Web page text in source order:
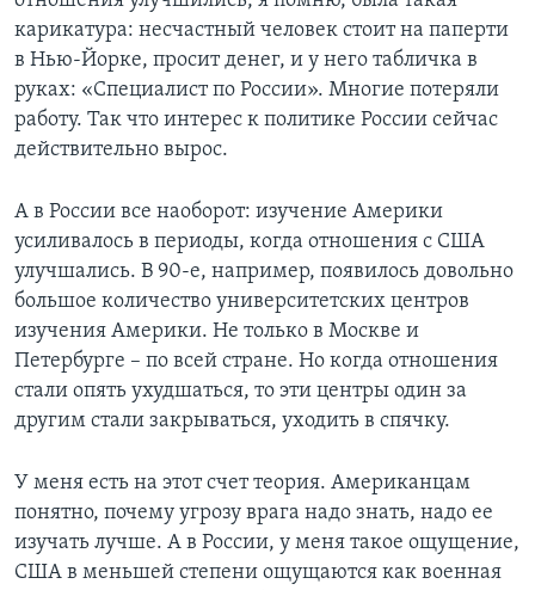
карикатура: несчастный человек стоит на паперти
в Нью-Йорке, просит денег, и у него табличка в
руках: «Специалист по России». Многие потеряли
работу. Так что интерес к политике России сейчас
действительно вырос.
А в России все наоборот: изучение Америки
усиливалось в периоды, когда отношения с США
улучшались. В 90-е, например, появилось довольно
большое количество университетских центров
изучения Америки. Не только в Москве и
Петербурге – по всей стране. Но когда отношения
стали опять ухудшаться, то эти центры один за
другим стали закрываться, уходить в спячку.
У меня есть на этот счет теория. Американцам
понятно, почему угрозу врага надо знать, надо ее
изучать лучше. А в России, у меня такое ощущение,
США в меньшей степени ощущаются как военная